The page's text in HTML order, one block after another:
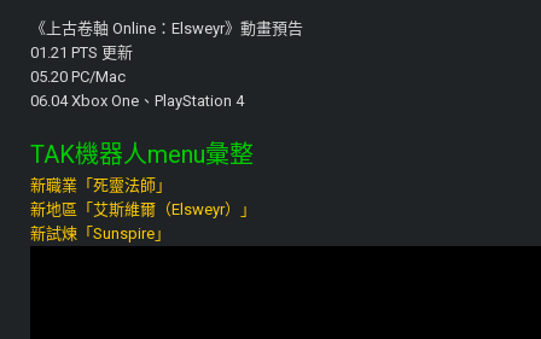
《上古卷軸 Online：Elsweyr》動畫預告
01.21 PTS 更新
05.20 PC/Mac
06.04 Xbox One、PlayStation 4
TAK機器人menu彙整
新職業「死靈法師」
新地區「艾斯維爾（Elsweyr）」
新試煉「Sunspire」